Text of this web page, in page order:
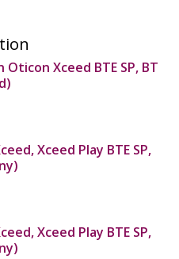
Xceed BTE SP, BT
Xceed Play BTE SP,
Xceed Play BTE SP,